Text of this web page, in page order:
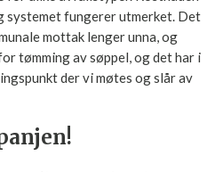
ved hytta."
gikk sammen, og fikk med
løsning: "Vi har etablert en
og systemet fungerer